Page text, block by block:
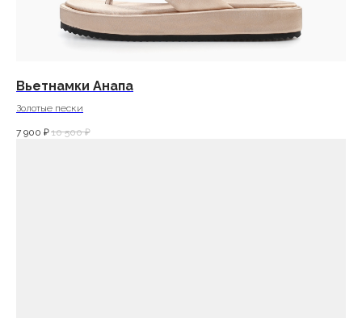
Вьетнамки Анапа
Золотые пески
7 900 ₽ 10 500 ₽